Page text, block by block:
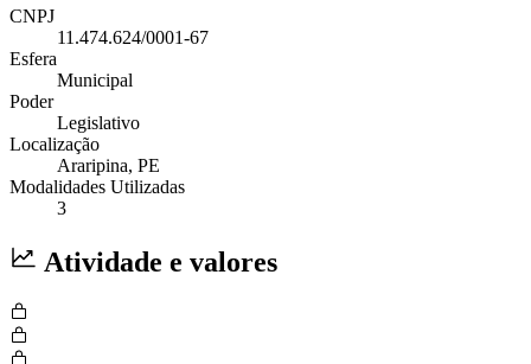
CNPJ
11.474.624/0001-67
Esfera
Municipal
Poder
Legislativo
Localização
Araripina, PE
Modalidades Utilizadas
3
Atividade e valores